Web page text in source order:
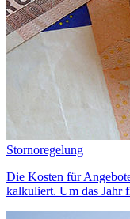
Stornoregelung
Die Kosten für
kalkuliert. Um das Jahr